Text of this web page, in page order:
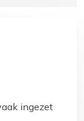
ingezet